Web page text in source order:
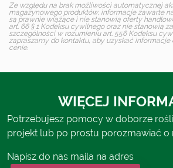
Ze względu na brak możliwości automatycznej
magazynowego produktów, informacje zawarte
są prawnie wiążące i nie stanowią oferty
art. 66 § 1 Kodeksu cywilnego oraz nie stanowią
szczególności w rozumieniu art. 556 Kodeksu
zapraszamy do kontaktu, aby uzyskać
cenie.
WIĘCEJ
Potrzebujesz pomocy w doborze
projekt lub po prostu porozmawiać o
Napisz do nas maila na adres